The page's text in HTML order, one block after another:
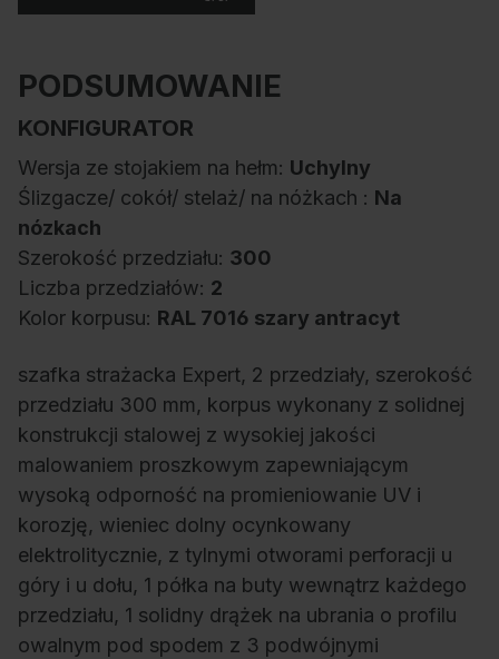
PODSUMOWANIE
KONFIGURATOR
Wersja ze stojakiem na hełm: Uchylny
Ślizgacze/ cokół/ stelaż/ na nóżkach : Na
nózkach
Szerokość przedziału: 300
Liczba przedziałów: 2
Kolor korpusu: RAL 7016 szary antracyt
szafka strażacka Expert, 2 przedziały, szerokość
przedziału 300 mm, korpus wykonany z solidnej
konstrukcji stalowej z wysokiej jakości
malowaniem proszkowym zapewniającym
wysoką odporność na promieniowanie UV i
korozję, wieniec dolny ocynkowany
elektrolitycznie, z tylnymi otworami perforacji u
góry i u dołu, 1 półka na buty wewnątrz każdego
przedziału, 1 solidny drążek na ubrania o profilu
owalnym pod spodem z 3 podwójnymi